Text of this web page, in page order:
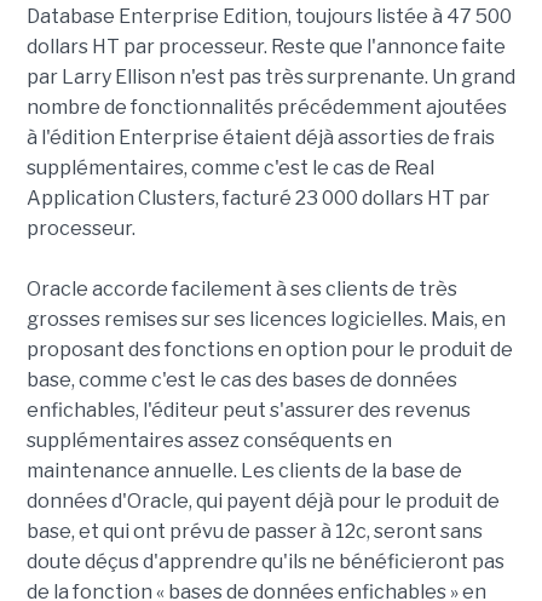
Database Enterprise Edition, toujours listée à 47 500
dollars HT par processeur. Reste que l'annonce faite
par Larry Ellison n'est pas très surprenante. Un grand
nombre de fonctionnalités précédemment ajoutées
à l'édition Enterprise étaient déjà assorties de frais
supplémentaires, comme c'est le cas de Real
Application Clusters, facturé 23 000 dollars HT par
processeur.
Oracle accorde facilement à ses clients de très
grosses remises sur ses licences logicielles. Mais, en
proposant des fonctions en option pour le produit de
base, comme c'est le cas des bases de données
enfichables, l'éditeur peut s'assurer des revenus
supplémentaires assez conséquents en
maintenance annuelle. Les clients de la base de
données d'Oracle, qui payent déjà pour le produit de
base, et qui ont prévu de passer à 12c, seront sans
doute déçus d'apprendre qu'ils ne bénéficieront pas
de la fonction « bases de données enfichables » en